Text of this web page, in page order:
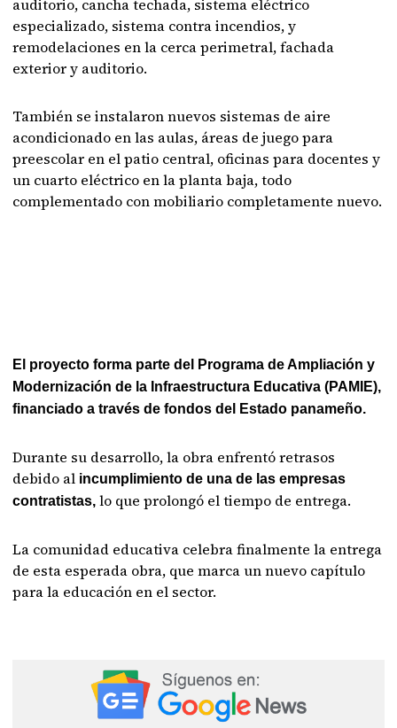
auditorio, cancha techada, sistema eléctrico
especializado, sistema contra incendios, y
remodelaciones en la cerca perimetral, fachada
exterior y auditorio.
También se instalaron nuevos sistemas de aire
acondicionado en las aulas, áreas de juego para
preescolar en el patio central, oficinas para docentes y
un cuarto eléctrico en la planta baja, todo
complementado con mobiliario completamente nuevo.
El proyecto forma parte del Programa de Ampliación y
Modernización de la Infraestructura Educativa (PAMIE),
financiado a través de fondos del Estado panameño.
Durante su desarrollo, la obra enfrentó retrasos
debido al incumplimiento de una de las empresas
contratistas, lo que prolongó el tiempo de entrega.
La comunidad educativa celebra finalmente la entrega
de esta esperada obra, que marca un nuevo capítulo
para la educación en el sector.